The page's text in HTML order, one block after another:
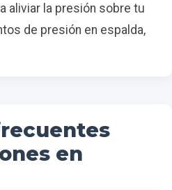
aliviar la presión sobre tu
de presión en espalda,
en